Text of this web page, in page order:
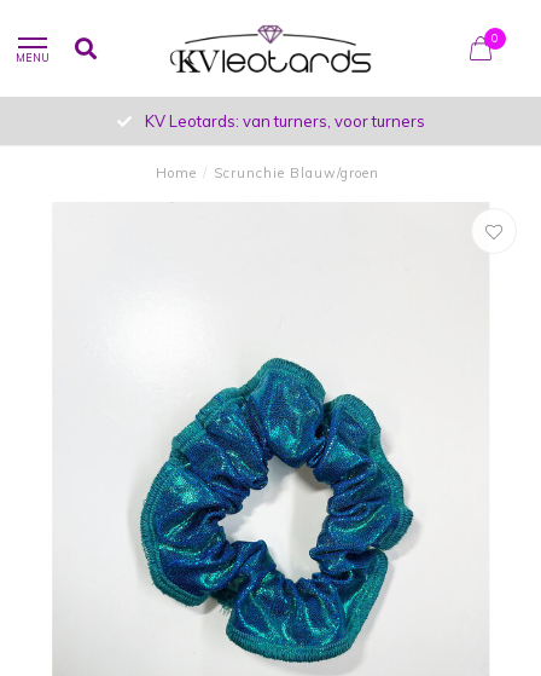
MENU
0
KV Leotards: van turners, voor turners
Home / Scrunchie Blauw/groen